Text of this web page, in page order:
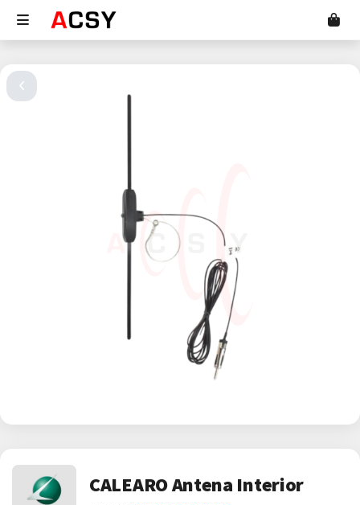
CALEARO Antena Interior